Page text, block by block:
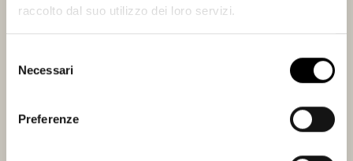
raccolto dal suo utilizzo dei loro servizi.
delNecessari
Preferenze
Trattamento di monitorare e analizzare i dati di traffico e servono a
Google Analytics (Google Ireland Limited)